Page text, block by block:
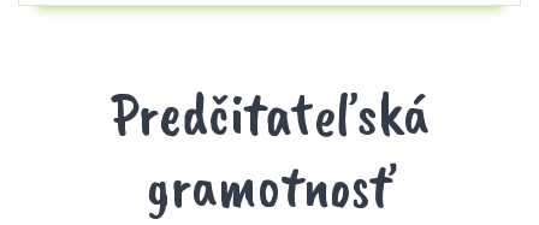
Predčitateľská
gramotnosť